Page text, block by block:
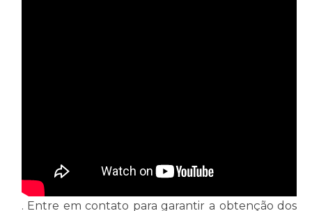
. Entre em contato para garantir a obtenção dos